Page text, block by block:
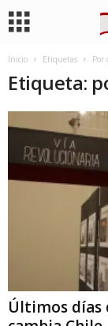
Inicio Etiquetas Por
Etiqueta:
Últimos días